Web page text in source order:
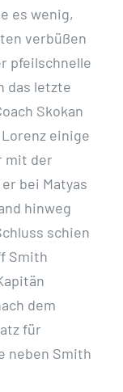
es wenig,
verbüßen
pfeilschnelle
das letzte
Skokan
einige
mit der
bei Matyas
hinweg
schien
Smith
dem
für
neben Smith